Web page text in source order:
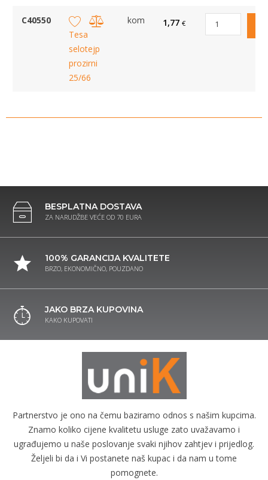
C40550
Tesa
selotejp
prozirni
25/66
kom 1,77 €
BESPLATNA DOSTAVA
ZA NARUDŽBE VEĆE OD 70 EURA
100% GARANCIJA KVALITETE
BRZO, EKONOMIČNO, POUZDANO
JAKO BRZA KUPOVINA
KAKO KUPOVATI
Partnerstvo je ono na čemu baziramo odnos s našim kupcima.
Znamo koliko cijene kvalitetu usluge zato uvažavamo i
ugrađujemo u naše poslovanje svaki njihov zahtjev i prijedlog.
Željeli bi da i Vi postanete naš kupac i da nam u tome
pomognete.